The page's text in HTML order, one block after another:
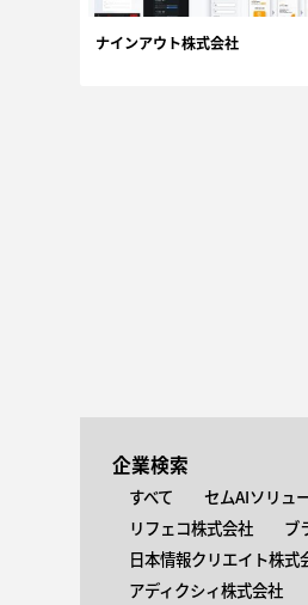
ナインアウト株式会社
企業検索
すべて セムAIソリュ
リフェコ株式会社
ブ
日本情報クリエイト株式
アディクシィ株式会社